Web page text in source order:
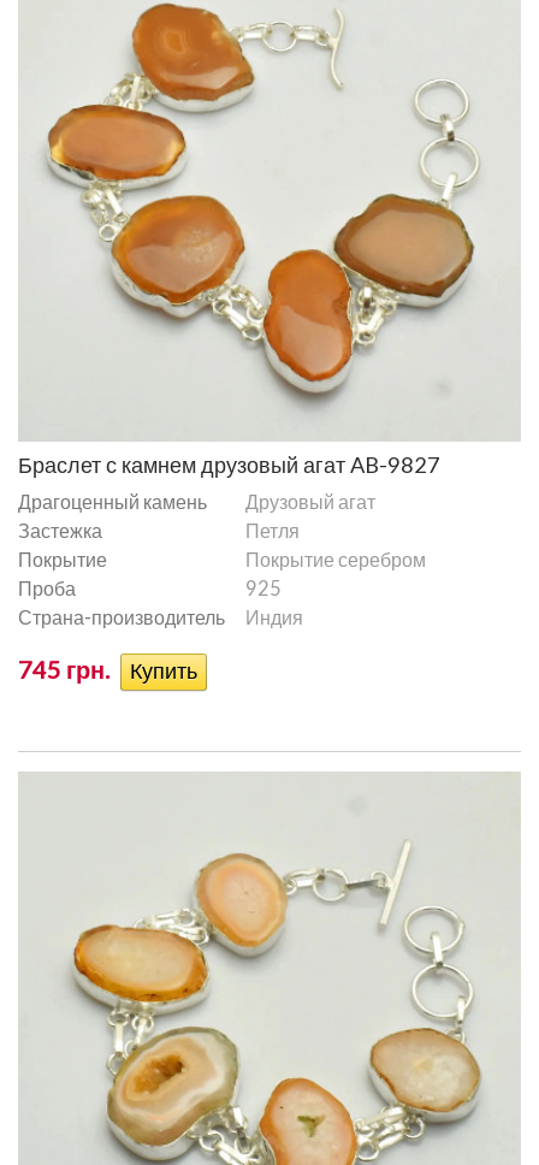
Браслет с камнем друзовый агат AB-9827
Драгоценный камень
Друзовый агат
Застежка
Петля
Покрытие
Покрытие серебром
Проба
925
Страна-производитель
Индия
745 грн.